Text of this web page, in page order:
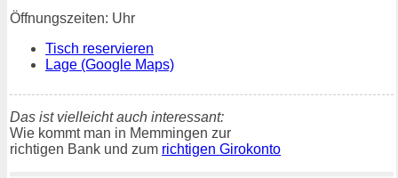
Öffnungszeiten: Uhr
Tisch reservieren
Lage (Google Maps)
Das ist vielleicht auch interessant:
Wie kommt man in Memmingen zur
richtigen Bank und zum richtigen Girokonto